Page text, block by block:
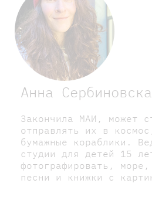
Анна
Закончила МАИ, может
отправлять их в
бумажные кораблики.
студии для детей 15
фотографировать, море,
песни и книжки с